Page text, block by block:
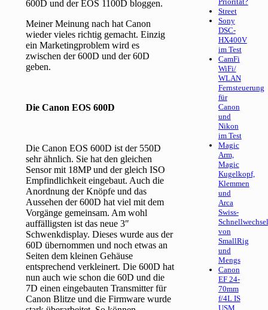
600D und der EOS 1100D bloggen.
Meiner Meinung nach hat Canon
wieder vieles richtig gemacht. Einzig
ein Marketingproblem wird es
zwischen der 600D und der 60D
geben.
Die Canon EOS 600D
Die Canon EOS 600D ist der 550D
sehr ähnlich. Sie hat den gleichen
Sensor mit 18MP und der gleich ISO
Empfindlichkeit eingebaut. Auch die
Anordnung der Knöpfe und das
Aussehen der 600D hat viel mit dem
Vorgänge gemeinsam. Am wohl
auffälligsten ist das neue 3″
Schwenkdisplay. Dieses wurde aus der
60D übernommen und noch etwas an
Seiten dem kleinen Gehäuse
entsprechend verkleinert. Die 600D hat
nun auch wie schon die 60D und die
7D einen eingebauten Transmitter für
Canon Blitze und die Firmware wurde
Street
Sony
DSC-
HX400V
im Test
CamFi
WiFi/
WLAN
Fernsteuerung
für
Canon
und
Nikon
im Test
Magic
Arm,
Magic
Kugelkopf,
Klemmen
und
Arca
Swiss-
von
SmallRig
und
Mengs
Canon
EF 24-
70mm
f/4L IS
USM